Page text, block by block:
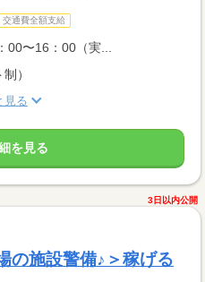
交通費全額支給
00〜16：00（実...
）
見る
を見る
3日以内公開
の施設警備♪＞稼げる